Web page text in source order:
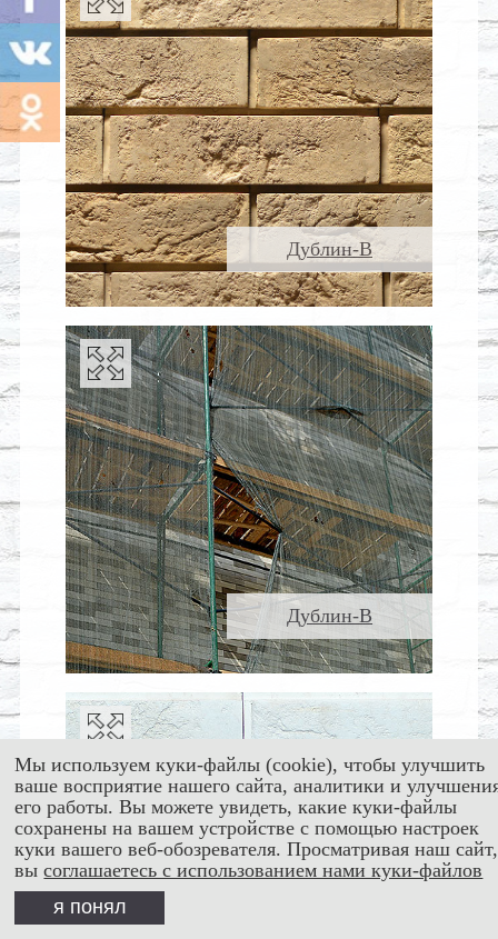
Дублин-В
Дублин-В
Мы используем куки-файлы (cookie), чтобы улучшить
ваше восприятие нашего сайта, аналитики и
его работы. Вы можете увидеть, какие куки-файлы
сохранены на вашем устройстве с помощью настроек
куки вашего веб-обозревателя. Просматривая наш сайт,
высоглашаетесь с использованием нами куки-файлов
я понял